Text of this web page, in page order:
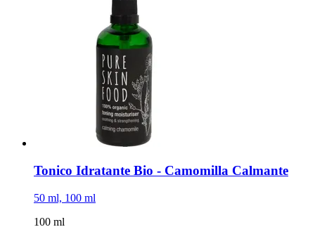
Tonico Idratante Bio -​ Camomilla Calmante
50 ml, 100 ml
100 ml